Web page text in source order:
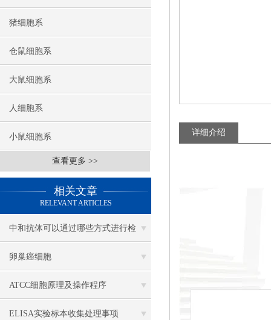
猪细胞系
仓鼠细胞系
大鼠细胞系
人细胞系
小鼠细胞系
查看更多 >>
相关文章
RELEVANT ARTICLES
中和抗体可以通过哪些方式进行检
测？
卵巢癌细胞
ATCC细胞原理及操作程序
ELISA实验标本收集处理事项
详细介绍